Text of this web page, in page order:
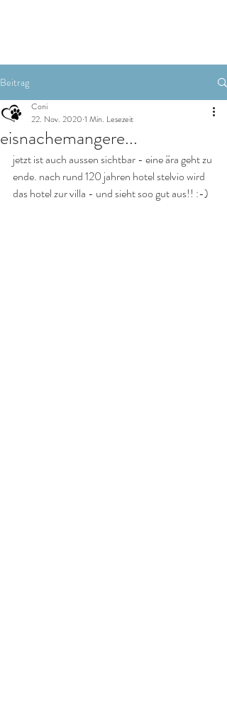
Beitrag
eisnachemangere...
Coni
22. Nov. 2020 1 Min. Lesezeit
jetzt ist auch aussen sichtbar - eine ära geht zu
ende. nach rund 120 jahren hotel stelvio wird
das hotel zur villa - und sieht soo gut aus!! :-)